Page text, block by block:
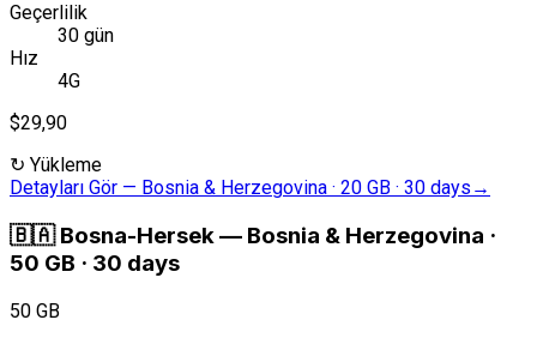
Geçerlilik
30 gün
Hız
4G
$29,90
↻ Yükleme
Detayları Gör — Bosnia & Herzegovina · 20 GB · 30 days →
🇧🇦 Bosna-Hersek— Bosnia & Herzegovina ·
50 GB · 30 days
50 GB